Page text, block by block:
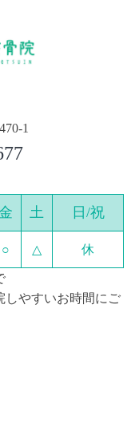
1
土 日/祝
○ △ 休
しやすいお時間にご